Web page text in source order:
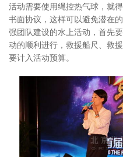
活动需要使用绳控热气球，就
书面协议，这样可以避免潜在
强团队建设的水上活动，首先
动的顺利进行，救援船尺、救
要计入活动预算。